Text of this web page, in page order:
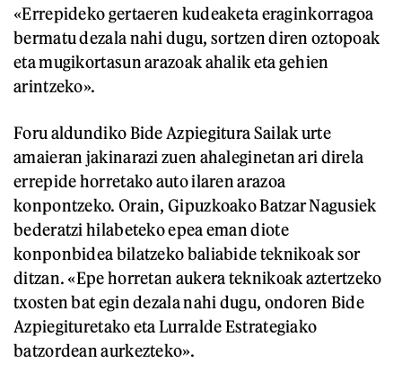
«Errepideko gertaeren kudeaketa eraginkorragoa
bermatu dezala nahi dugu, sortzen diren oztopoak
eta mugikortasun arazoak ahalik eta gehien
arintzeko».
Foru aldundiko Bide Azpiegitura Sailak urte
amaieran jakinarazi zuen ahaleginetan ari direla
errepide horretako auto ilaren arazoa
konpontzeko. Orain, Gipuzkoako Batzar Nagusiek
bederatzi hilabeteko epea eman diote
konponbidea bilatzeko baliabide teknikoak sor
ditzan. «Epe horretan aukera teknikoak aztertzeko
txosten bat egin dezala nahi dugu, ondoren Bide
Azpiegituretako eta Lurralde Estrategiako
batzordean aurkezteko».